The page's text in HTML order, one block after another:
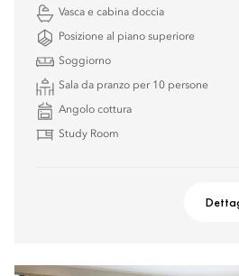
Vasca e cabina doccia
Posizione al piano superiore
Soggiorno
Sala da pranzo per 10 persone
Angolo cottura
Study Room